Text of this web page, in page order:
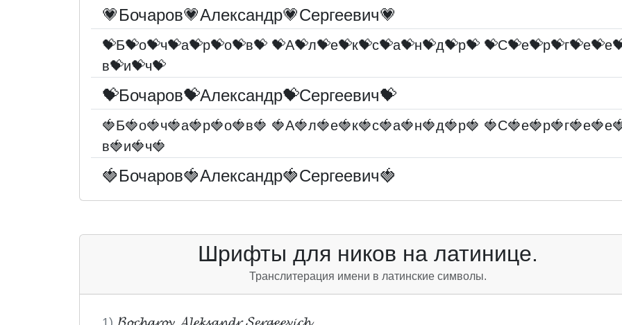
💗Бочаров💗Александр💗Сергеевич💗
💝Б💝о💝ч💝а💝р💝о💝в💝 💝А💝л💝е💝к💝с💝а💝н💝д💝р💝
в💝и💝ч💝
💝Бочаров💝Александр💝Сергеевич💝
🍓Б🍓о🍓ч🍓а🍓р🍓о🍓в🍓 🍓А🍓л🍓е🍓к🍓с🍓а🍓н🍓д🍓р🍓
в🍓и🍓ч🍓
🍓Бочаров🍓Александр🍓Сергеевич🍓
Шрифты для ников на латинице.
Транслитерация имени в латинские символы.
1) 𝓑𝓸𝓬𝓱𝓪𝓻𝓸𝓿 𝓐𝓵𝓮𝓴𝓼𝓪𝓷𝓭𝓻 𝓢𝓮𝓻𝓰𝓮𝓮𝓿𝓲𝓬𝓱